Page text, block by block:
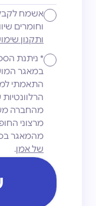
אשמח לקבל
וחומרים
ותקנון
*ניתנת
במאגר
התאמתי
מהחברה
מרצוני
מהמאגר
של אמן.